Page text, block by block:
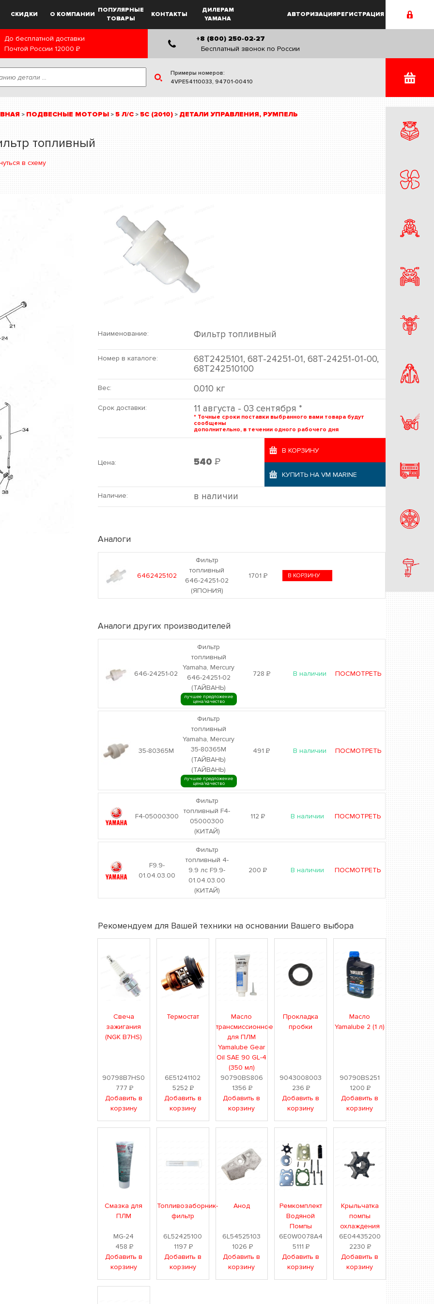
СКИДКИ О КОМПАНИИ
ПОПУЛЯРНЫЕ
ТОВАРЫ
КОНТАКТЫ
ДИЛЕРАМ
YAMAHA
АВТОРИЗАЦИЯРЕГИСТРАЦИЯ
До бесплатной доставки
Почтой России 12000 Р
+8 (800) 250-02-27
Бесплатный звонок по России
Примеры номеров:
4VPE54110033, 94701-00410
> ПОДВЕСНЫЕ МОТОРЫ > 5 Л/С > 5C (2010) > ДЕТАЛИ УПРАВЛЕНИЯ, РУМПЕЛЬ
топливный
в схему
Наименование: Фильтр топливный
Номер в каталоге:
68T2425101, 68T-24251-01, 68T-24251-01-00,
68T242510100
Вес: 0.010 кг
Срок доставки: 11 августа - 03 сентября *
* Точные сроки поставки выбранного вами товара будут
сообщены
дополнительно, в течении одного рабочего дня
Цена: 540 Р
В КОРЗИНУ
КУПИТЬ НА VM MARINE
Наличие: в наличии
Аналоги
6462425102
Фильтр
топливный
646-24251-02
(ЯПОНИЯ)
1701 Р В КОРЗИНУ
Аналоги других производителей
646-24251-02
Фильтр
топливный
Yamaha, Mercury
646-24251-02
(ТАЙВАНЬ)
лучшее предложение
цена/качество
728 Р В наличии ПОСМОТРЕТЬ
35-80365M
Фильтр
топливный
Yamaha, Mercury
35-80365M
(ТАЙВАНЬ)
(ТАЙВАНЬ)
лучшее предложение
цена/качество
491Р В наличии ПОСМОТРЕТЬ
F4-05000300
Фильтр
топливный F4-
05000300
(КИТАЙ)
112Р В наличии ПОСМОТРЕТЬ
F9.9-
01.04.03.00
Фильтр
топливный 4-
9.9 лс F9.9-
01.04.03.00
(КИТАЙ)
200Р В наличии ПОСМОТРЕТЬ
Рекомендуем для Вашей техники на основании Вашего выбора
Свеча
зажигания
(NGK B7HS)
90798B7HS0
777 Р
Добавить в
корзину
Термостат
6E51241102
5252Р
Добавить в
корзину
Масло
трансмиссионное
для ПЛМ
Yamalube Gear
Oil SAE 90 GL-4
(350 мл)
90790BS806
1356Р
Добавить в
корзину
Прокладка
пробки
9043008003
236Р
Добавить в
корзину
Масло
Yamalube 2 (1 л)
90790BS251
1200Р
Добавить в
корзину
Смазка для
ПЛМ
MG-24
458Р
Добавить в
корзину
Топливозаборник-
фильтр
6L52425100
1197 Р
Добавить в
корзину
Анод
6L54525103
1026 Р
Добавить в
корзину
Ремкомплект
Водяной
Помпы
6E0W0078A4
5111Р
Добавить в
корзину
Крыльчатка
помпы
охлаждения
6E04435200
2230Р
Добавить в
корзину